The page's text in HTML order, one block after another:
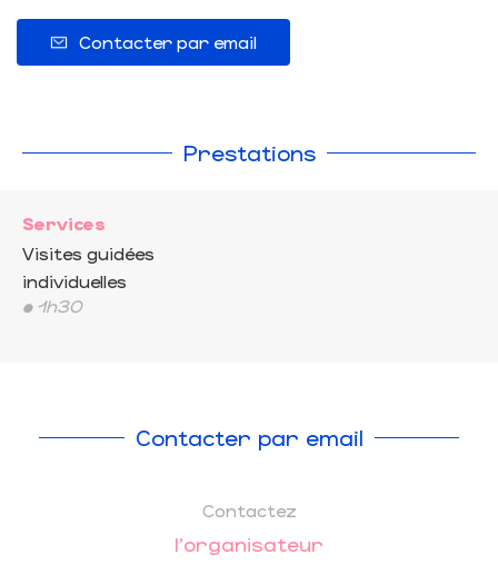
Contacter par email
Prestations
Services
Visites guidées
individuelles
• 1h30
Contacter par email
Contactez
l'organisateur